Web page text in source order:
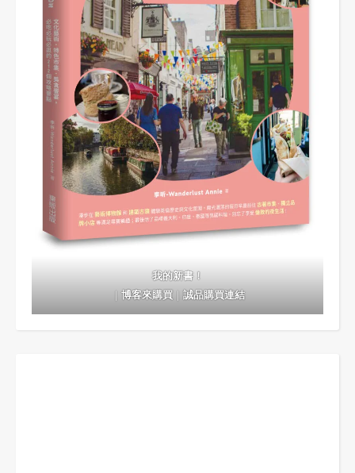
我的新書！
｜博客來購買｜誠品購買連結